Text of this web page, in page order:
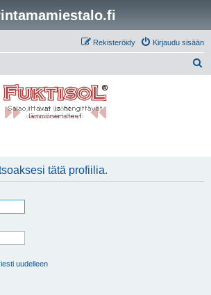
Kirjaudu sisään
Rekisteröidy
tätä profiilia.
uudelleen